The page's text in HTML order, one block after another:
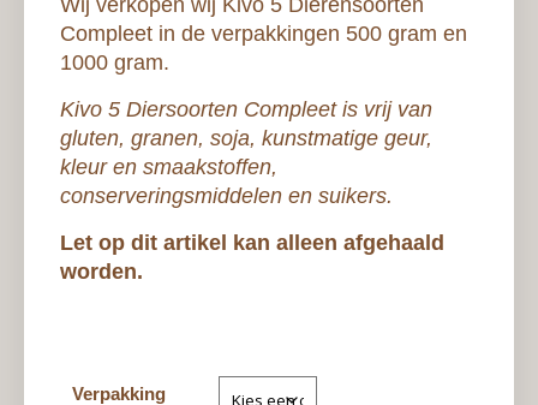
Compleet in de verpakkingen 500 gram en
1000 gram.
Kivo 5 Diersoorten Compleet is vrij van
gluten, granen, soja, kunstmatige geur,
kleur en smaakstoffen,
conserveringsmiddelen en suikers.
Let op dit artikel kan alleen afgehaald
worden.
Verpakking